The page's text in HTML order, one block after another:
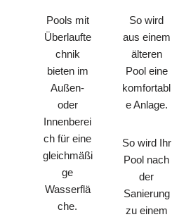
Pools mit
Überlaufte
chnik
bieten im
Außen-
oder
Innenberei
ch für eine
gleichmäßi
ge
Wasserflä
che.
So wird
aus einem
älteren
Pool eine
komfortabl
e Anlage.
So wird Ihr
Pool nach
der
Sanierung
zu einem